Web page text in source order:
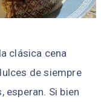
clásica cena
de siempre
esperan. Si bien